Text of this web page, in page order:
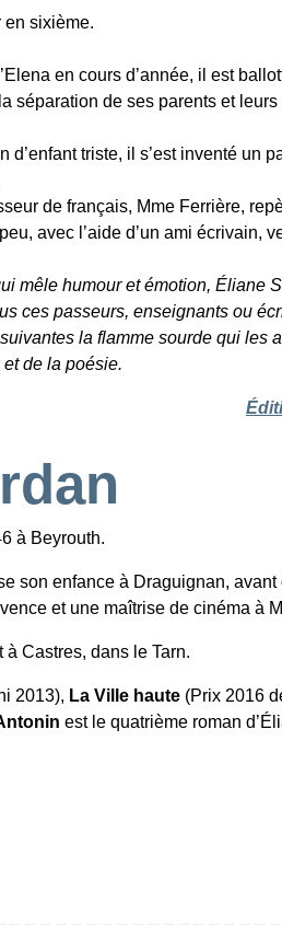
en sixième.
en cours d’année, il est
séparation de ses parents et
d’enfant triste, il s’est inventé un
de français, Mme Ferrière,
avec l’aide d’un ami écrivain,
mêle humour et émotion, Éliane
ces passeurs, enseignants ou
la flamme sourde qui les
de la poésie.
à Beyrouth.
son enfance à Draguignan, avant
et une maîtrise de cinéma à
Castres, dans le Tarn.
2013), La Ville haute(Prix 2016
est le quatrième roman